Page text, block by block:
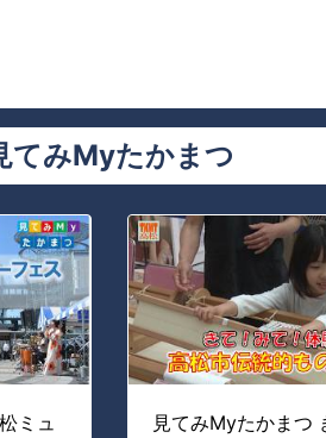
てみMyたかまつ
ミュ
見てみMyたかまつ